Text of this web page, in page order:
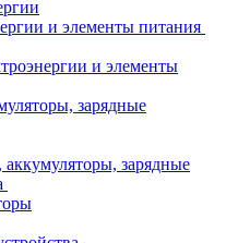
и элементы питания
и элементы
зарядные
аккумуляторы, зарядные